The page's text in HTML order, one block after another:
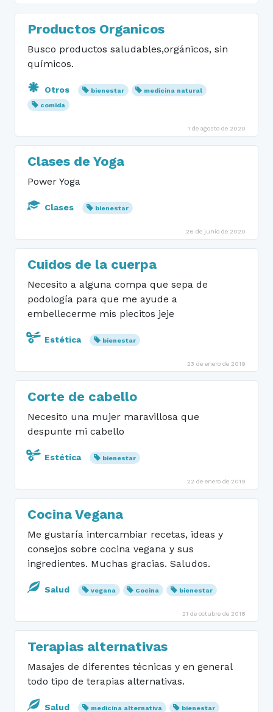
Productos Organicos
Busco productos saludables,orgánicos, sin
químicos.
Otros bienestar
medicina natural
comida
1 de agosto de 2020
Clases de Yoga
Power Yoga
Clases bienestar
26 de junio de 2020
Cuidos de la cuerpa
Necesito a alguna compa que sepa de
podología para que me ayude a
embellecerme mis piecitos jeje
Estética bienestar
23 de enero de 2019
Corte de cabello
Necesito una mujer maravillosa que
despunte mi cabello
Estética bienestar
22 de enero de 2019
Cocina Vegana
Me gustaría intercambiar recetas, ideas y
consejos sobre cocina vegana y sus
ingredientes. Muchas gracias. Saludos.
Salud vegana Cocina bienestar
21 de octubre de 2018
Terapias alternativas
Masajes de diferentes técnicas y en general
todo tipo de terapias alternativas.
Salud medicina alternativa bienestar